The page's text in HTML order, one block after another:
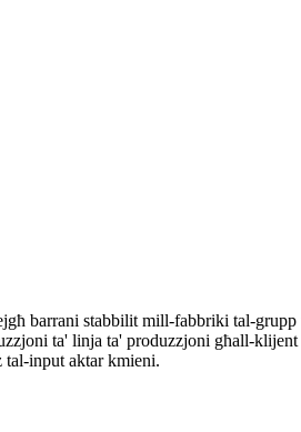
barrani stabbilit mill-fabbriki tal-
ta' linja ta' produzzjoni għall-klijent
tal-input aktar kmieni.